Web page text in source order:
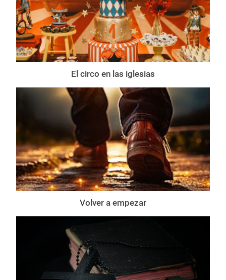
El circo en las iglesias
Volver a empezar